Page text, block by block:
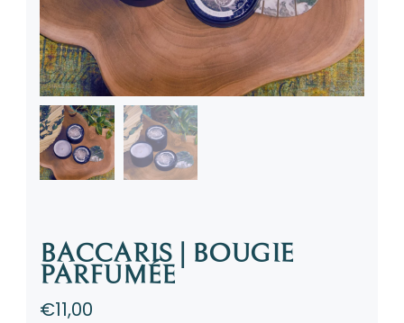
BACCARIS | BOUGIE
PARFUMÉE
€11,00